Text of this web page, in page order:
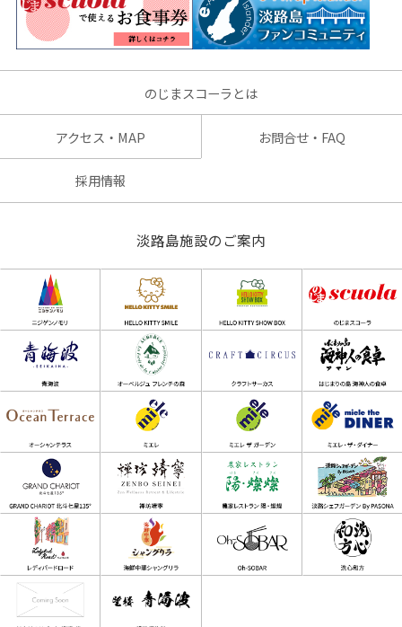
のじまスコーラとは
アクセス・MAP お問合せ・FAQ
採用情報
淡路島施設のご案内